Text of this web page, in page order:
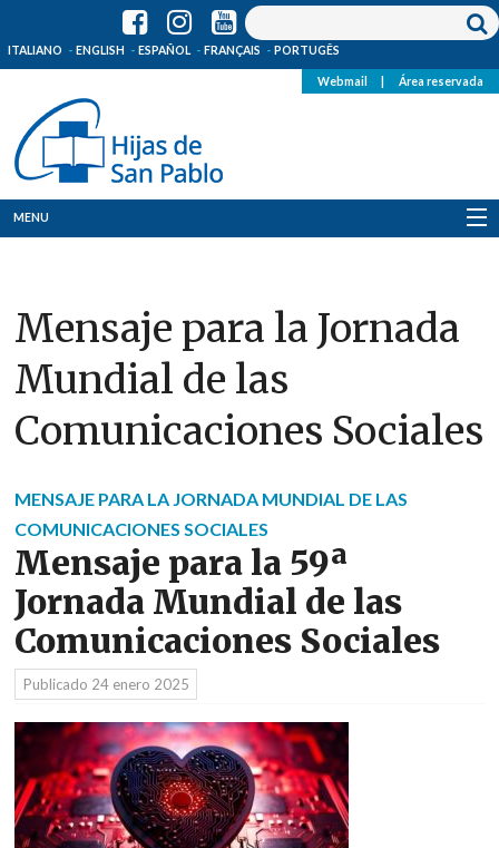
ITALIANO ENGLISH ESPAÑOL FRANÇAIS PORTUGÊS
Webmail Área reservada
MENU
Dónde estamos
Noticias
Recursos
Mensaje para la Jornada
Mundial de las
Comunicaciones Sociales
MENSAJE PARA LA JORNADA MUNDIAL DE LAS
COMUNICACIONES SOCIALES
Mensaje para la 59ª
Jornada Mundial de las
Comunicaciones Sociales
Publicado 24 enero 2025